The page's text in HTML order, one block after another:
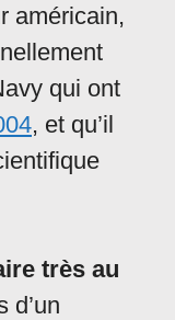
américain,
qui ont
, et qu’il
très au
d’un